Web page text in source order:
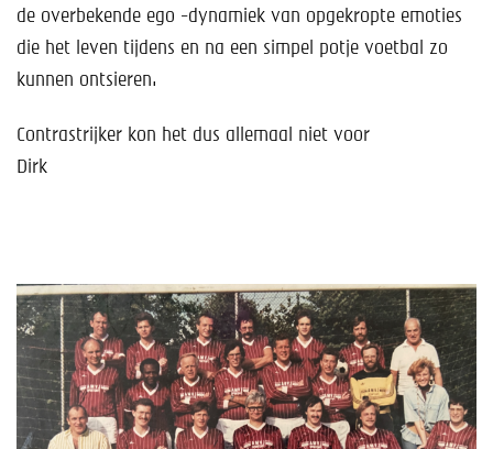
de overbekende ego -dynamiek van opgekropte emoties
die het leven tijdens en na een simpel potje voetbal zo
kunnen ontsieren.
Contrastrijker kon het dus allemaal niet voor
Dirk